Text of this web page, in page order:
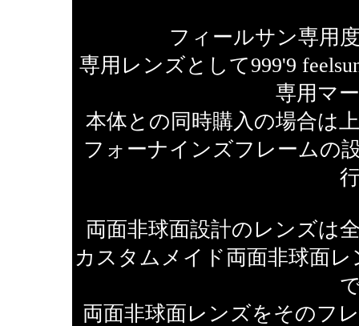
フィールサン専用
専用レンズとして999'9
専用マ
本体との同時購入の場合は
フォーナインズフレームの
両面非球面設計のレンズは
カスタムメイド両面非球面
両面非球面レンズをそのフ